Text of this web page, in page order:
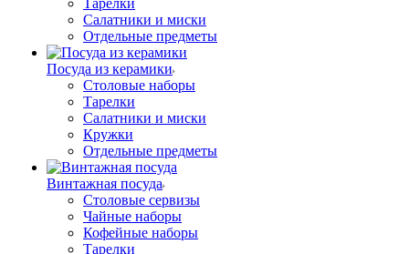
Тарелки
Салатники и миски
Отдельные предметы
Посуда из керамики
Столовые наборы
Тарелки
Салатники и миски
Кружки
Отдельные предметы
Винтажная посуда
Столовые сервизы
Чайные наборы
Кофейные наборы
Тарелки